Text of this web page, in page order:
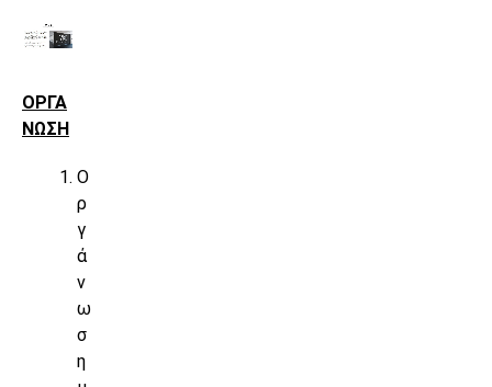
ΟΡΓΑ
ΝΩΣΗ
Ο
ρ
γ
ά
ν
ω
σ
η